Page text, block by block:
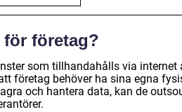
företag?
som tillhandahålls via internet
företag behöver ha sina egna
och hantera data, kan de